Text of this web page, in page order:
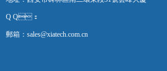
Q Q：
郵箱：sales@xiatech.com.cn